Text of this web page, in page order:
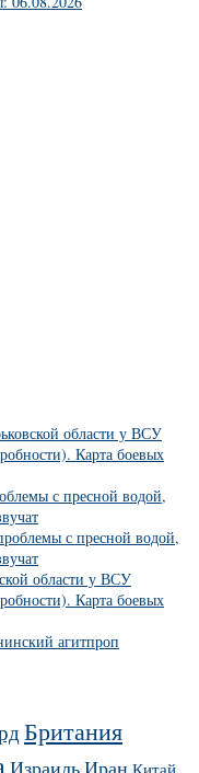
области у ВСУ
Карта боевых
с пресной водой,
с пресной водой,
области у ВСУ
Карта боевых
агитпроп
Британия
ИзраильИран Китай